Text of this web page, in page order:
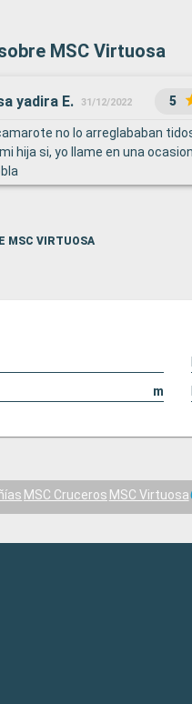
MSC Virtuosa
yadira E. 31/12/2022 5
no lo arreglababan
hija si, yo llame en una
MSC VIRTUOSA
m
MSC Cruceros MSC Virtuosa